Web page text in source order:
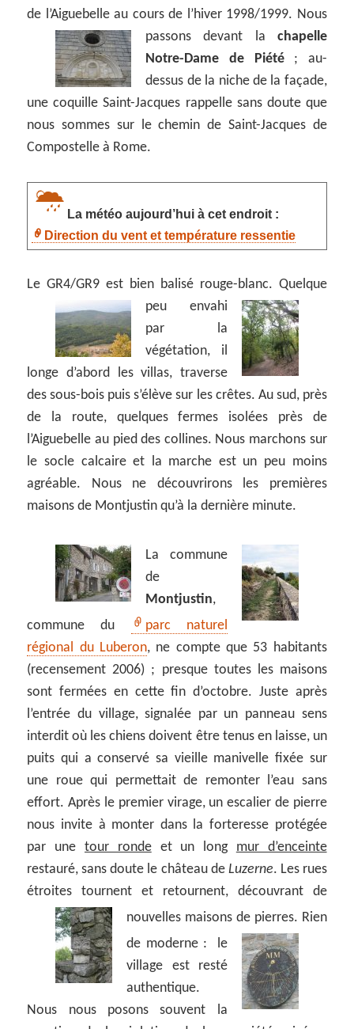
de l’Aiguebelle au cours de l’hiver 1998/1999. Nous
passons devant la chapelle
Notre-Dame de Piété; au-
dessus de la niche de la façade,
une coquille Saint-Jacques rappelle sans doute que
nous sommes sur le chemin de Saint-Jacques de
Compostelle à Rome.
La météo aujourd’hui à cet endroit :
Direction du vent et température ressentie
Le GR4/GR9 est bien balisé rouge-blanc. Quelque
peu envahi
par la
végétation, il
longe d’abord les villas, traverse
des sous-bois puis s’élève sur les crêtes. Au sud, près
de la route, quelques fermes isolées près de
l’Aiguebelle au pied des collines. Nous marchons sur
le socle calcaire et la marche est un peu moins
agréable. Nous ne découvrirons les premières
maisons de Montjustin qu’à la dernière minute.
La commune
de
Montjustin,
commune du
parc naturel
régional du Luberon, ne compte que 53 habitants
(recensement 2006) ; presque toutes les maisons
sont fermées en cette fin d’octobre. Juste après
l’entrée du village, signalée par un panneau sens
interdit où les chiens doivent être tenus en laisse, un
puits qui a conservé sa vieille manivelle fixée sur
une roue qui permettait de remonter l’eau sans
effort. Après le premier virage, un escalier de pierre
nous invite à monter dans la forteresse protégée
par une tour rondeet un long mur d’enceinte
restauré, sans doute le château de Luzerne. Les rues
étroites tournent et retournent, découvrant de
nouvelles maisons de pierres. Rien
de moderne : le
village est resté
authentique.
Nous nous posons souvent la